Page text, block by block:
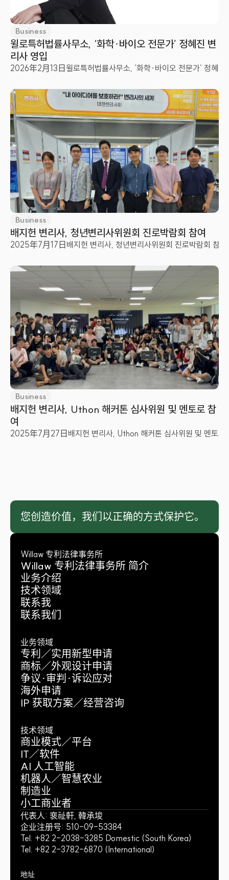
Business
윌로특허법률사무소, ‘화학·바이오 전문가’ 정혜진 변
리사 영입
2026年2月13日윌로특허법률사무소, ‘화학·바이오 전문가’ 정혜진
Business
배지헌 변리사, 청년변리사위원회 진로박람회 참여
2025年7月17日배지헌 변리사, 청년변리사위원회 진로박람회 참여
Business
배지헌 변리사, Uthon 해커톤 심사위원 및 멘토로 참
여
2025年7月27日배지헌 변리사, Uthon 해커톤 심사위원 및 멘토로
您创造价值，我们以正确的方式保护它。
Willaw 专利法律事务所
Willaw 专利法律事务所 简介
业务介绍
技术领域
联系我
联系我们
业务领域
专利／实用新型申请
商标／外观设计申请
争议·审判·诉讼应对
海外申请
IP 获取方案／经营咨询
技术领域
商业模式／平台
IT／软件
AI 人工智能
机器人／智慧农业
制造业
小工商业者
代表人: 裵祉軒, 韓承埈
企业注册号: 510-09-53384
Tel. +82 2-2038-3285 Domestic (South Korea)
Tel. +82 2-3782-6870 (International)
地址